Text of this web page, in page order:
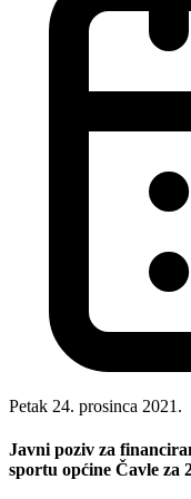
Petak 24. prosinca 2021.
Javni poziv za
sportu općine Čavle za